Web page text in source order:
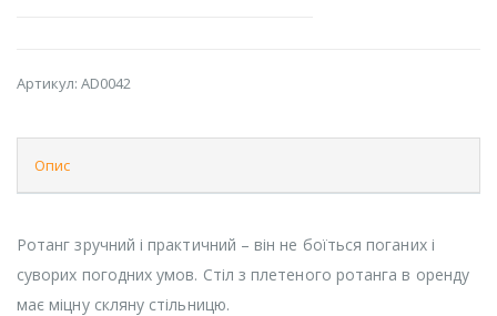
Артикул: AD0042
Опис
Ротанг зручний і практичний – він не боїться поганих і
суворих погодних умов. Стіл з плетеного ротанга в оренду
має міцну скляну стільницю.